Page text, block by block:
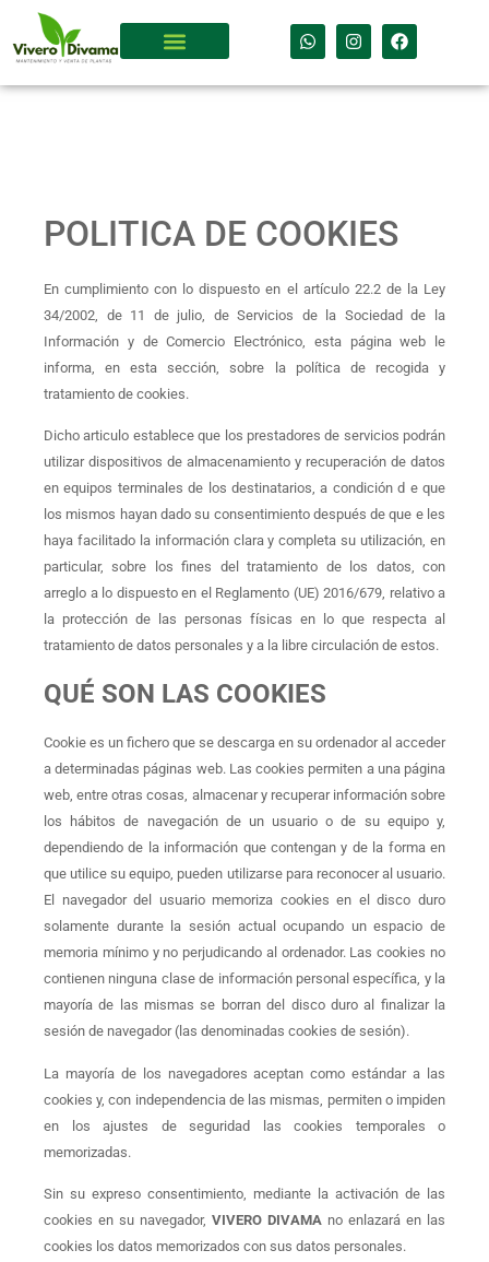
POLITICA DE COOKIES
En cumplimiento con lo dispuesto en el artículo 22.2 de la Ley
34/2002, de 11 de julio, de Servicios de la Sociedad de la
Información y de Comercio Electrónico, esta página web le
informa, en esta sección, sobre la política de recogida y
tratamiento de cookies.
Dicho articulo establece que los prestadores de servicios podrán
utilizar dispositivos de almacenamiento y recuperación de datos
en equipos terminales de los destinatarios, a condición d e que
los mismos hayan dado su consentimiento después de que e les
haya facilitado la información clara y completa su utilización, en
particular, sobre los fines del tratamiento de los datos, con
arreglo a lo dispuesto en el Reglamento (UE) 2016/679, relativo a
la protección de las personas físicas en lo que respecta al
tratamiento de datos personales y a la libre circulación de estos.
QUÉ SON LAS COOKIES
Cookie es un fichero que se descarga en su ordenador al acceder
a determinadas páginas web. Las cookies permiten a una página
web, entre otras cosas, almacenar y recuperar información sobre
los hábitos de navegación de un usuario o de su equipo y,
dependiendo de la información que contengan y de la forma en
que utilice su equipo, pueden utilizarse para reconocer al usuario.
El navegador del usuario memoriza cookies en el disco duro
solamente durante la sesión actual ocupando un espacio de
memoria mínimo y no perjudicando al ordenador. Las cookies no
contienen ninguna clase de información personal específica, y la
mayoría de las mismas se borran del disco duro al finalizar la
sesión de navegador (las denominadas cookies de sesión).
La mayoría de los navegadores aceptan como estándar a las
cookies y, con independencia de las mismas, permiten o impiden
en los ajustes de seguridad las cookies temporales o
memorizadas.
Sin su expreso consentimiento, mediante la activación de las
cookies en su navegador, VIVERO DIVAMA no enlazará en las
cookies los datos memorizados con sus datos personales.